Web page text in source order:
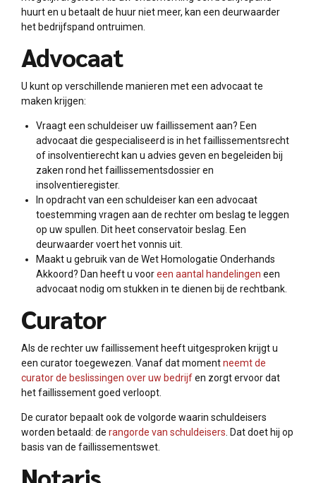
huurt en u betaalt de huur niet meer, kan een deurwaarder
het bedrijfspand ontruimen.
Advocaat
U kunt op verschillende manieren met een advocaat te
maken krijgen:
Vraagt een schuldeiser uw faillissement aan? Een
advocaat die gespecialiseerd is in het faillissementsrecht
of insolventierecht kan u advies geven en begeleiden bij
zaken rond het faillissementsdossier en
insolventieregister.
In opdracht van een schuldeiser kan een advocaat
toestemming vragen aan de rechter om beslag te leggen
op uw spullen. Dit heet conservatoir beslag. Een
deurwaarder voert het vonnis uit.
Maakt u gebruik van de Wet Homologatie Onderhands
Akkoord? Dan heeft u vooreen aantal handelingen een
advocaat nodig om stukken in te dienen bij de rechtbank.
Curator
Als de rechter uw faillissement heeft uitgesproken krijgt u
een curator toegewezen. Vanaf dat momentneemt de
curator de beslissingen over uw bedrijfen zorgt ervoor dat
het faillissement goed verloopt.
De curator bepaalt ook de volgorde waarin schuldeisers
worden betaald: de rangorde van schuldeisers . Dat doet hij op
basis van de faillissementswet.